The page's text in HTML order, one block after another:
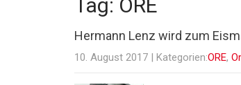
Tag: ORE
Hermann Lenz wird zum
10. August 2017 | Kategorien:ORE,